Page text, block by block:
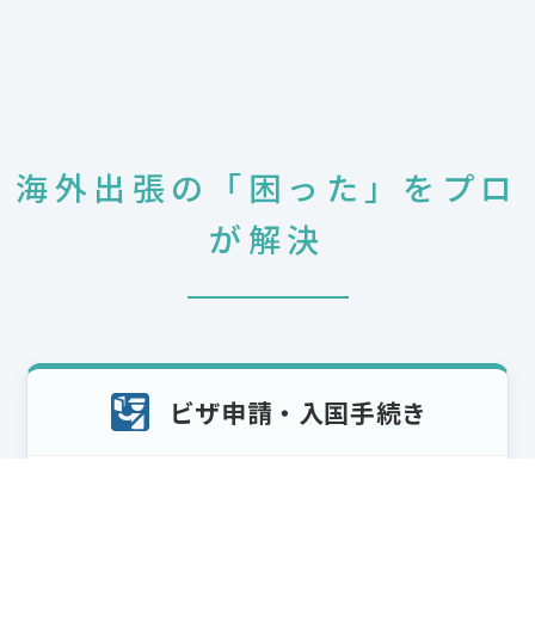
海外出張の「困った」をプロ
が解決
ビザ申請・入国手続き